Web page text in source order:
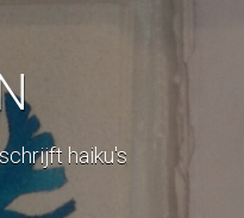
haiku's